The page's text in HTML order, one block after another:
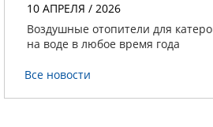
10 АПРЕЛЯ / 2026
Воздушные отопители для
на воде в любое время года
Все новости